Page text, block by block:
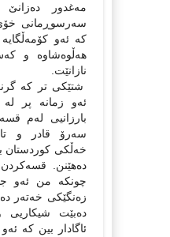
مه‌غدور
سه‌رسوڕمانی
که‌ ئه‌و
هه‌ڵوه‌شاوه‌ و
نازانێت.
شتێکی تر که‌
ئه‌و زمانه‌ پر
بارزانیی له‌م
سه‌رۆ قادر و
خه‌ڵکی کوردستان
ده‌هێنن.
چونکه‌ من ئه‌و
زه‌نگێکی خه‌ته‌ر
ده‌بێت شیکاریی
ئاگادار بین که‌